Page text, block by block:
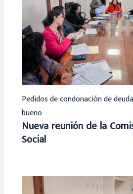
Pedidos de condonación de
bueno
Nueva reunión de la
Social